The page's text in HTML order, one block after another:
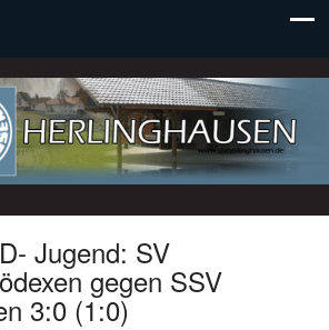
e. V.
Jugend: SV
gegen SSV
3:0 (1:0)